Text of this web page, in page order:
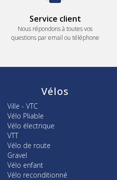
Service client
Nous répondons à toutes vos
questions par email ou téléphone
Vélos
Ville - VTC
Vélo Pliable
Vélo électrique
VTT
Vélo de route
Gravel
Vélo enfant
Vélo reconditionné